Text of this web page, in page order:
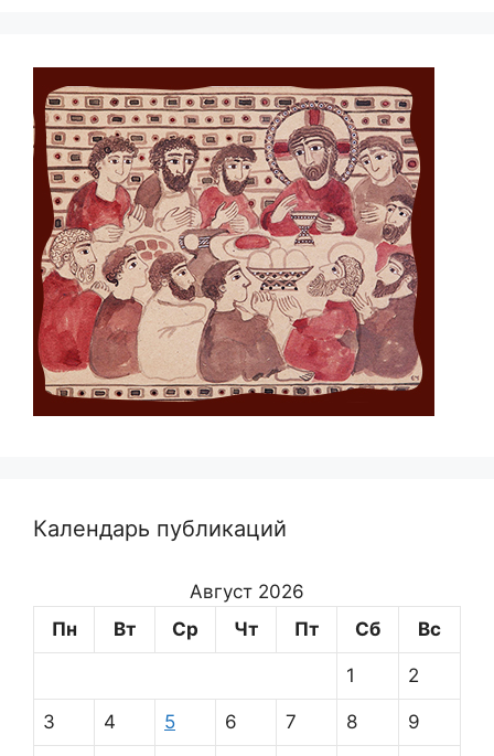
Календарь публикаций
Август 2026
Пн
Вт Ср Чт Пт Сб Вс
1 2
3 4 5 6 7 8 9